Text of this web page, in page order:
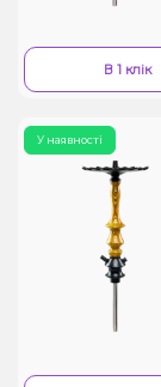
В 1 клік
У наявності